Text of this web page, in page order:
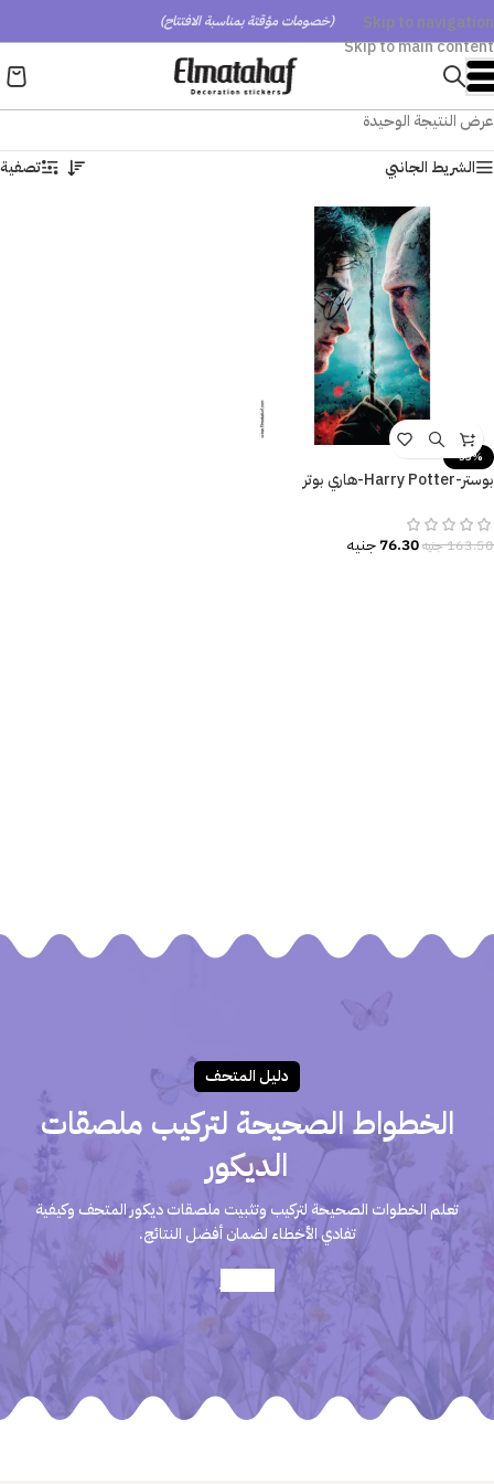
Skip to navigation
Skip to main content
(خصومات مؤقتة بمناسبة الافتتاح)
عرض النتيجة الوحيدة
الشريط الجانبي
تصفية
-53%
بوستر-Harry Potter-هاري بوتر
163.50جنيه76.30جنيه
دليـل المتحـف
الخطواط الصحيحة لتركيب ملصقات
الديكور
تعلم الخطوات الصحيحة لتركيب وتثبيت ملصقات ديكور المتحف وكيفية
تفادي الأخطاء لضمان أفضل النتائج.